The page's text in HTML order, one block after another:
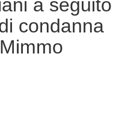
a seguito
condanna